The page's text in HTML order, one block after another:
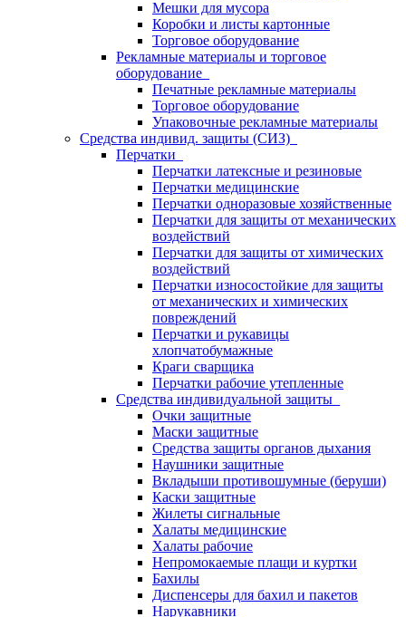
Мешки для мусора
Коробки и листы картонные
Торговое оборудование
Рекламные материалы и торговое
оборудование
Печатные рекламные материалы
Торговое оборудование
Упаковочные рекламные материалы
Средства индивид. защиты (СИЗ)
Перчатки
Перчатки латексные и резиновые
Перчатки медицинские
Перчатки одноразовые хозяйственные
Перчатки для защиты от механических
воздействий
Перчатки для защиты от химических
воздействий
Перчатки износостойкие для защиты
от механических и химических
повреждений
Перчатки и рукавицы
хлопчатобумажные
Краги сварщика
Перчатки рабочие утепленные
Средства индивидуальной защиты
Очки защитные
Маски защитные
Средства защиты органов дыхания
Наушники защитные
Вкладыши противошумные (беруши)
Каски защитные
Жилеты сигнальные
Халаты медицинские
Халаты рабочие
Непромокаемые плащи и куртки
Бахилы
Диспенсеры для бахил и пакетов
Нарукавники